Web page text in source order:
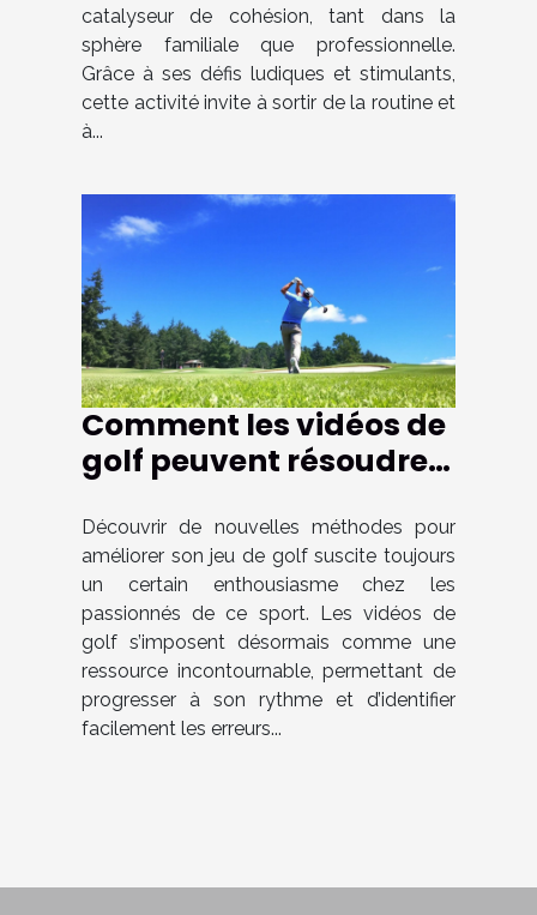
catalyseur de cohésion, tant dans la
sphère familiale que professionnelle.
Grâce à ses défis ludiques et stimulants,
cette activité invite à sortir de la routine et
à...
Comment les vidéos de
golf peuvent résoudre
Découvrir de nouvelles méthodes pour
améliorer son jeu de golf suscite toujours
un certain enthousiasme chez les
passionnés de ce sport. Les vidéos de
golf s’imposent désormais comme une
ressource incontournable, permettant de
progresser à son rythme et d’identifier
facilement les erreurs...